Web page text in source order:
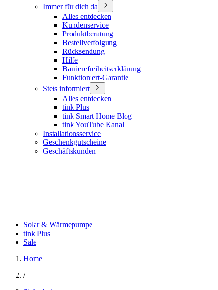
Immer für dich da
Alles entdecken
Kundenservice
Produktberatung
Bestellverfolgung
Rücksendung
Hilfe
Barrierefreiheitserklärung
Funktioniert-Garantie
Stets informiert
Alles entdecken
tink Plus
tink Smart Home Blog
tink YouTube Kanal
Installationsservice
Geschenkgutscheine
Geschäftskunden
Solar & Wärmepumpe
tink Plus
Sale
Home
/